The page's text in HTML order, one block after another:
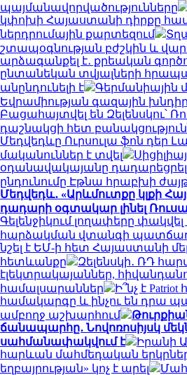
պայմանավորվածությունները
կփոխի Հայաստանի դիրքը
ներդրումային քարտեզում
շտապօգնության բժշկին և
արձագանքել է․ քրեական
ընտանեկան տվյալների
անընդունելի է
Գերմանիային
Եվրամիության գազային
Բացահայտվել են Զելենսկու՝
դաշնակցի հետ
Մեդվեդևը Ուրսուլա ֆոն դեր
մականուններ է տվել
օդանավակայանը դադարեցրել
ընդունումը Էթնա հրաբխի
Մեդվեդև․ «Արևմուտքը կլքի
դադարի օգտակար լինել
Գելենջիկում լողափերը
հարձակման վտանգի
նշել է ԵՄ-ի հետ Հայաստանի
հետևանքը
Զելենսկի․ ՌԴ
էլեկտրակայաններ,
համալսարաններ
Ի՞նչ է
համակարգը և ինչու են դրա
ամբողջ աշխարհում
ճանապարհը․ Նովոռոսիյսկ
սահմանափակվում է
Իրանի
հարևան մահմեդական
եղբայրության» կոչ է արել